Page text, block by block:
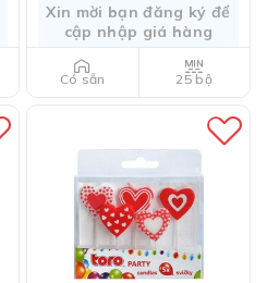
Xin mời bạn đăng ký để
cập nhập giá hàng
Có sẵn 25 bộ